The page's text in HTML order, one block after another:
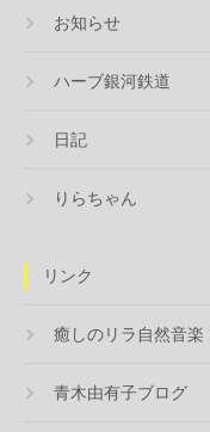
お知らせ
ハーブ銀河鉄道
日記
りらちゃん
リンク
癒しのリラ自然音楽
青木由有子ブログ